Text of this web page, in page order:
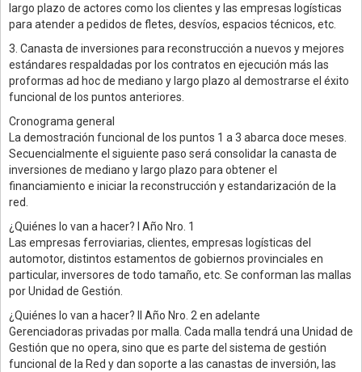
largo plazo de actores como los clientes y las empresas logísticas
para atender a pedidos de fletes, desvíos, espacios técnicos, etc.
3. Canasta de inversiones para reconstrucción a nuevos y mejores
estándares respaldadas por los contratos en ejecución más las
proformas ad hoc de mediano y largo plazo al demostrarse el éxito
funcional de los puntos anteriores.
Cronograma general
La demostración funcional de los puntos 1 a 3 abarca doce meses.
Secuencialmente el siguiente paso será consolidar la canasta de
inversiones de mediano y largo plazo para obtener el
financiamiento e iniciar la reconstrucción y estandarización de la
red.
¿Quiénes lo van a hacer? I Año Nro. 1
Las empresas ferroviarias, clientes, empresas logísticas del
automotor, distintos estamentos de gobiernos provinciales en
particular, inversores de todo tamaño, etc. Se conforman las mallas
por Unidad de Gestión.
¿Quiénes lo van a hacer? II Año Nro. 2 en adelante
Gerenciadoras privadas por malla. Cada malla tendrá una Unidad de
Gestión que no opera, sino que es parte del sistema de gestión
funcional de la Red y dan soporte a las canastas de inversión, las